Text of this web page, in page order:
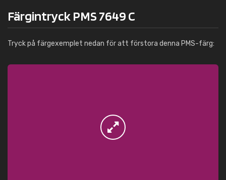
Färgintryck PMS 7649 C
Tryck på färgexemplet nedan för att förstora denna PMS-färg: